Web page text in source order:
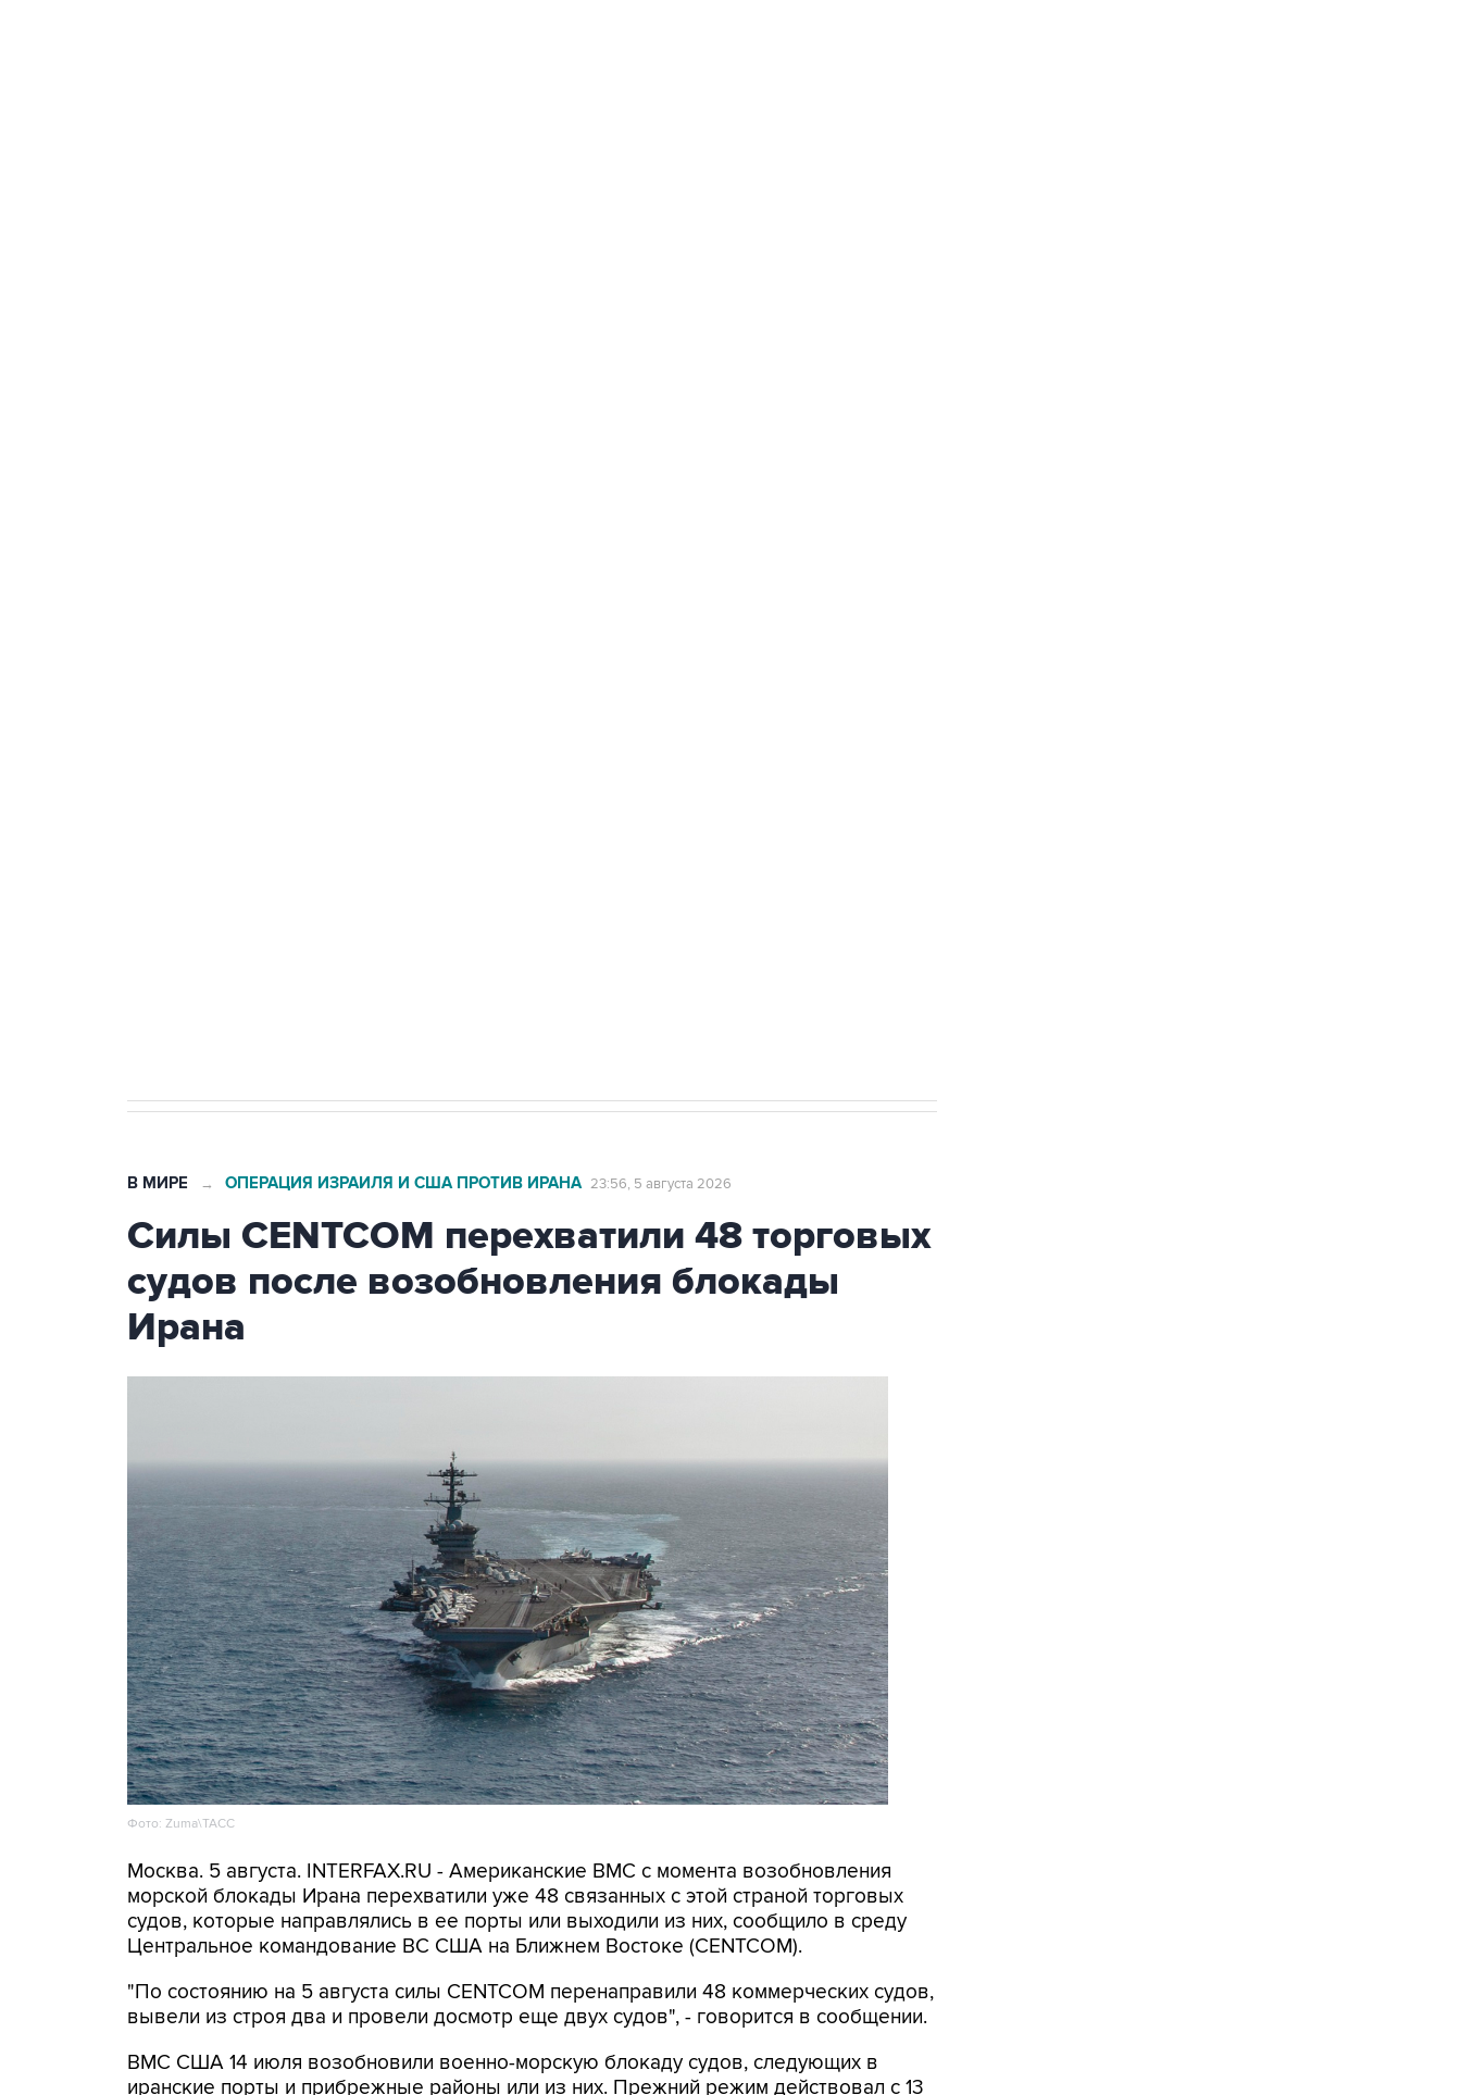
В МИРЕ → ОПЕРАЦИЯ ИЗРАИЛЯ И США ПРОТИВ ИРАНА 23:56, 5 августа 2026
Силы CENTCOM перехватили 48 торговых
судов после возобновления блокады
Ирана
Фото: Zuma\ТАСС
Москва. 5 августа. INTERFAX.RU - Американские ВМС с момента возобновления
морской блокады Ирана перехватили уже 48 связанных с этой страной торговых
судов, которые направлялись в ее порты или выходили из них, сообщило в среду
Центральное командование ВС США на Ближнем Востоке (CENTCOM).
"По состоянию на 5 августа силы CENTCOM перенаправили 48 коммерческих судов,
вывели из строя два и провели досмотр еще двух судов", - говорится в сообщении.
ВМС США 14 июля возобновили военно-морскую блокаду судов, следующих в
иранские порты и прибрежные районы или из них. Прежний режим действовал с 13